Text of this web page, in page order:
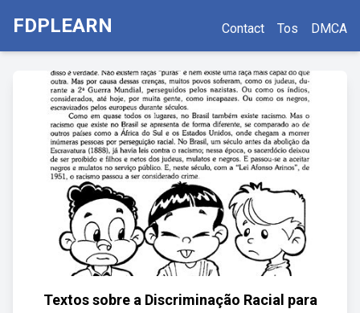
FDPLEARN Contact Tos DMCA
Textos sobre a Discriminação Racial para